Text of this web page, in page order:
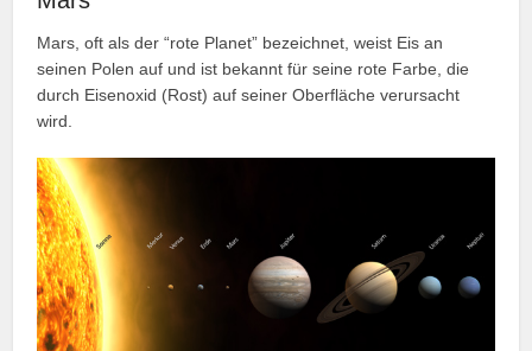
Mars, oft als der “rote Planet” bezeichnet, weist Eis an
seinen Polen auf und ist bekannt für seine rote Farbe, die
durch Eisenoxid (Rost) auf seiner Oberfläche verursacht
wird.